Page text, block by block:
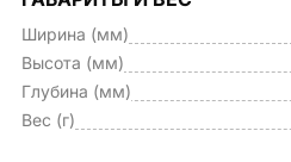
Ширина (мм)
Высота (мм)
Глубина (мм)
Вес (г)